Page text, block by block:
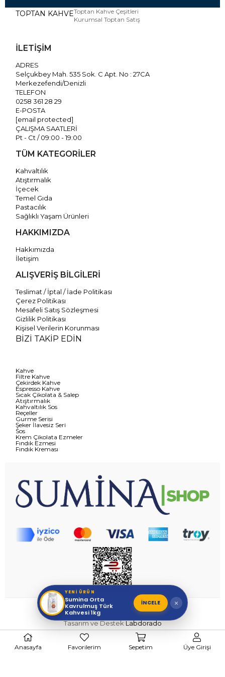
TOPTAN KAHVEToptan Kahve Çeşitleri
Kurumsal Toptan Satış
İLETİŞİM
ADRES
Selçukbey Mah. 535 Sok. C Apt. No : 27CA
Merkezefendi/Denizli
TELEFON
0258 361 28 29
E-POSTA
[email protected]
ÇALIŞMA SAATLERİ
Pt - Ct / 09:00 - 19:00
TÜM KATEGORİLER
Kahvaltılık
Atıştırmalık
İçecek
Temel Gıda
Pastacılık
Sağlıklı Yaşam Ürünleri
HAKKIMIZDA
Hakkımızda
İletişim
ALIŞVERİŞ BİLGİLERİ
Teslimat / İptal / İade Politikası
Çerez Politikası
Mesafeli Satış Sözleşmesi
Gizlilik Politikası
Kişisel Verilerin Korunması
BİZİ TAKİP EDİN
Kahve
Filtre Kahve
Çekirdek Kahve
Espresso Kahve
Sıcak Çikolata & Salep
Atıştırmalık
Kahvaltılık Sos
Reçeller
Gurme Serisi
Şeker İlavesiz Seri
Sos
Krem Çikolata Ezmeler
Fındık Ezmesi
Fındık Kreması
suminashop.com- © 2026 Tüm Hakları Saklıdır.
Tasarım ve DestekLabdorado
YENİ ÜRÜN
Sumina Orta
Kavrulmuş Türk
Kahvesi 1kg
İNCELE ×
Anasayfa Favorilerim Sepetim Üye Girişi